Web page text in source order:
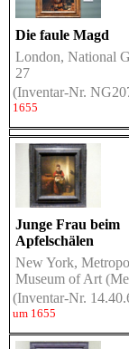
Die faule Magd
London, National
27
(Inventar-Nr.
1655
Junge Frau beim
Apfelschälen
New York,
Museum of Art
(Inventar-Nr.
um 1655